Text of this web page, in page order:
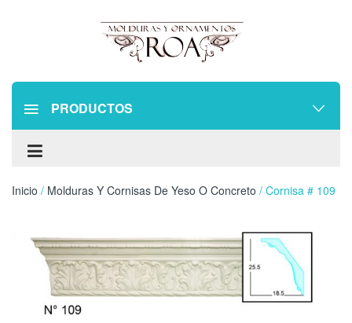
PRODUCTOS
Inicio / Molduras Y Cornisas De Yeso O Concreto / Cornisa # 109